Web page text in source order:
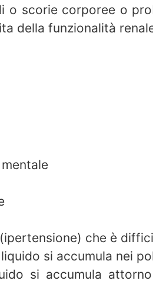
o scorie corporee o
della funzionalità
che è
si accumula nei
si accumula